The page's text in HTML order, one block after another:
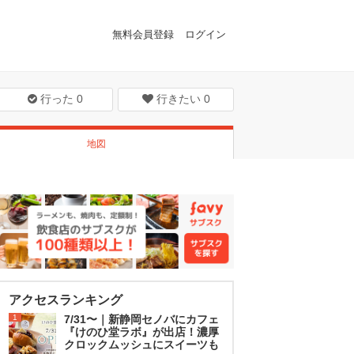
無料会員登録 ログイン
行った 0 行きたい 0
地図
アクセスランキング
1
7/31〜｜新静岡セノバにカフェ
『けのひ堂ラボ』が出店！濃厚
クロックムッシュにスイーツも